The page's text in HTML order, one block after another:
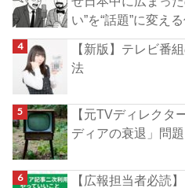
い”を“話題”に変え
【新版】テレビ番
法
【元TVディレクタ
ディアの衰退」問
【広報担当者必読